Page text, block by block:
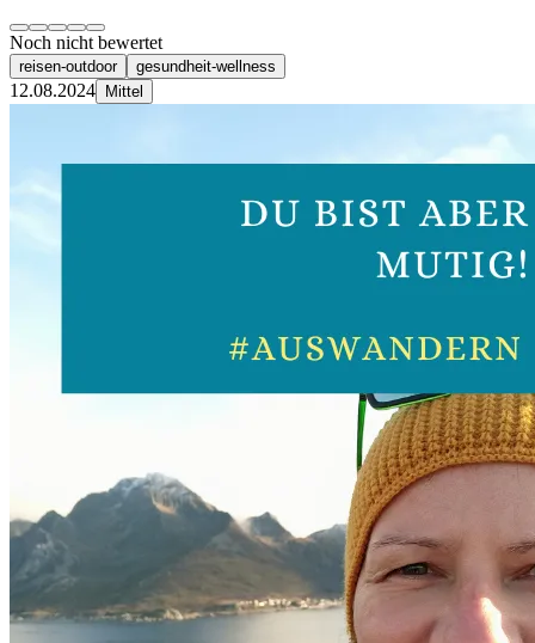
Noch nicht bewertet
reisen-outdoor gesundheit-wellness
12.08.2024 Mittel